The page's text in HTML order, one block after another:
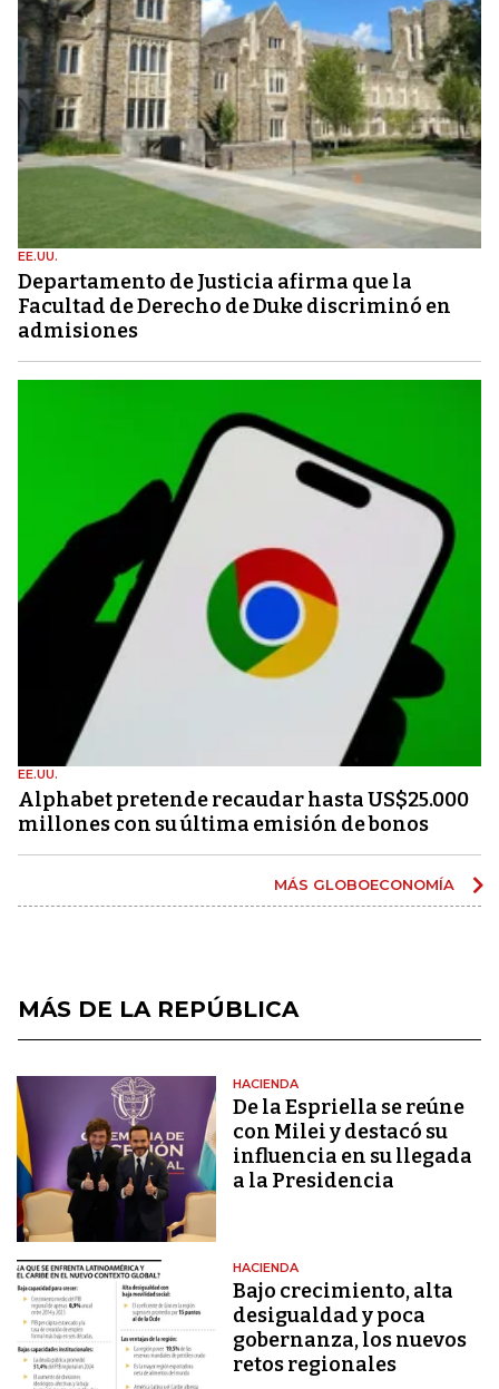
EE.UU.
Departamento de Justicia afirma que la
Facultad de Derecho de Duke discriminó en
admisiones
EE.UU.
Alphabet pretende recaudar hasta US$25.000
millones con su última emisión de bonos
MÁS GLOBOECONOMÍA
MÁS DE LA REPÚBLICA
HACIENDA
De la Espriella se reúne
con Milei y destacó su
influencia en su llegada
a la Presidencia
HACIENDA
Bajo crecimiento, alta
desigualdad y poca
gobernanza, los nuevos
retos regionales